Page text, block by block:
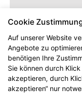
Cookie
Auf unserer Website
Angebote zu
benötigen Ihre
Sie können durch Klick
akzeptieren, durch
akzeptieren“ nur